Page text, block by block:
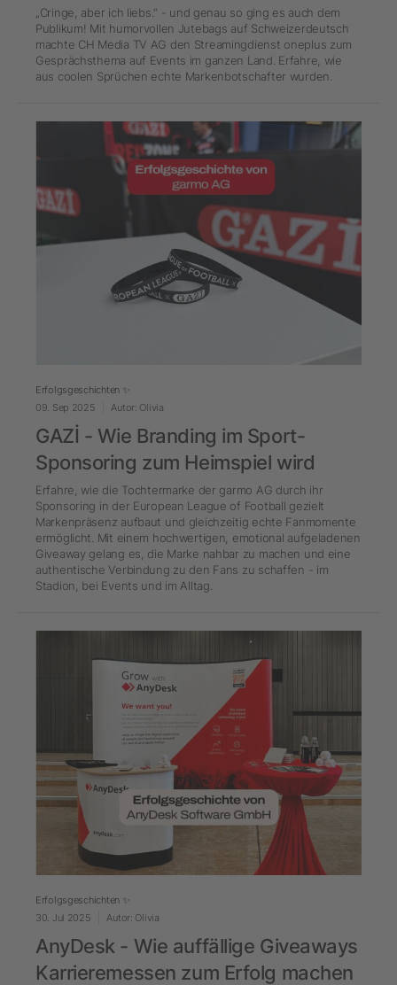
„Cringe, aber ich liebs.“ - und genau so ging es auch dem
Publikum! Mit humorvollen Jutebags auf Schweizerdeutsch
machte CH Media TV AG den Streamingdienst oneplus zum
Gesprächsthema auf Events im ganzen Land. Erfahre, wie
aus coolen Sprüchen echte Markenbotschafter wurden.
Erfolgsgeschichten ✨
09. Sep 2025
Autor: Olivia
GAZİ - Wie Branding im Sport-
Sponsoring zum Heimspiel wird
Erfahre, wie die Tochtermarke der garmo AG durch ihr
Sponsoring in der European League of Football gezielt
Markenpräsenz aufbaut und gleichzeitig echte Fanmomente
ermöglicht. Mit einem hochwertigen, emotional aufgeladenen
Giveaway gelang es, die Marke nahbar zu machen und eine
authentische Verbindung zu den Fans zu schaffen - im
Stadion, bei Events und im Alltag.
Erfolgsgeschichten ✨
30. Jul 2025
Autor: Olivia
AnyDesk - Wie auffällige Giveaways
Karrieremessen zum Erfolg machen